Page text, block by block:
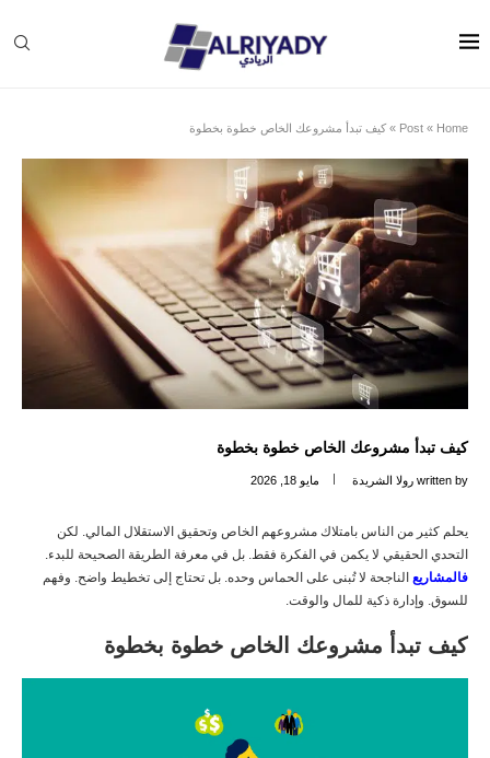
Home
»
Post
» كيف تبدأ مشروعك الخاص خطوة بخطوة
كيف تبدأ مشروعك الخاص خطوة بخطوة
written by رولا الشريدة مايو 18, 2026
يحلم كثير من الناس بامتلاك مشروعهم الخاص وتحقيق الاستقلال المالي. لكن
التحدي الحقيقي لا يكمن في الفكرة فقط. بل في معرفة الطريقة الصحيحة للبدء.
فالمشاريع الناجحة لا تُبنى على الحماس وحده. بل تحتاج إلى تخطيط واضح. وفهم
للسوق. وإدارة ذكية للمال والوقت.
كيف تبدأ مشروعك الخاص خطوة بخطوة